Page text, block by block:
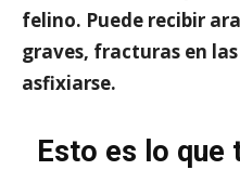
felino. Puede recibir
graves, fracturas en
asfixiarse.
Esto es lo que